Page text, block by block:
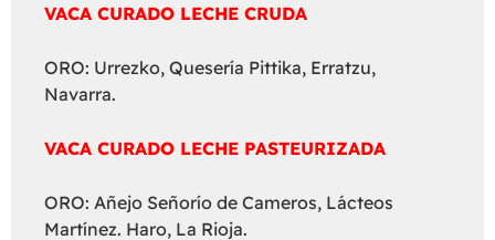
VACA CURADO LECHE CRUDA
ORO: Urrezko, Quesería Pittika, Erratzu,
Navarra.
VACA CURADO LECHE PASTEURIZADA
ORO: Añejo Señorío de Cameros, Lácteos
Martínez. Haro, La Rioja.